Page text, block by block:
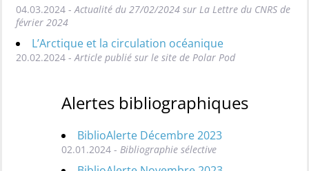
04.03.2024 - Actualité du 27/02/2024 sur La Lettre du CNRS de
février 2024
L’Arctique et la circulation océanique
20.02.2024 - Article publié sur le site de Polar Pod
Alertes bibliographiques
BiblioAlerte Décembre 2023
02.01.2024 - Bibliographie sélective